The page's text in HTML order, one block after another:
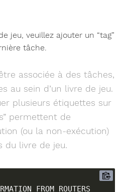
jeu, veuillez ajouter un “tag”
tâche.
associée à des tâches,
au sein d’un livre de jeu.
plusieurs étiquettes sur
permettent de
(ou la non-exécution)
du livre de jeu.
FROM ROUTERS